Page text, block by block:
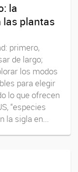
la
las plantas
primero,
de largo;
los modos
para elegir
lo que ofrecen
“especies
la sigla en...